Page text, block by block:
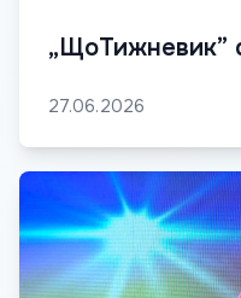
„ЩоТижневик”
27.06.2026